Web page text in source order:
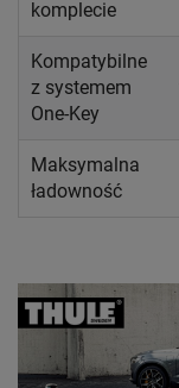
komplecie
Kompatybilne
z systemem
One-Key
Maksymalna
ładowność